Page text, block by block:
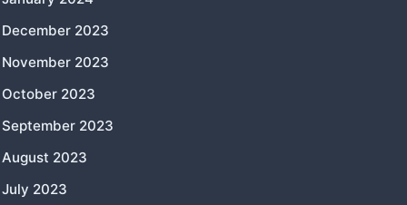
December 2023
November 2023
October 2023
September 2023
August 2023
July 2023